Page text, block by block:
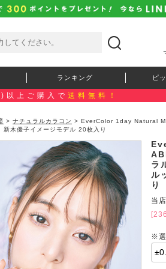
ランキング ピ
上ご購入で 送料無料！
> ナチュラルカラコン > EverColor 1day Natural
木優子イメージモデル 20枚入り
ラ
ル
り
当